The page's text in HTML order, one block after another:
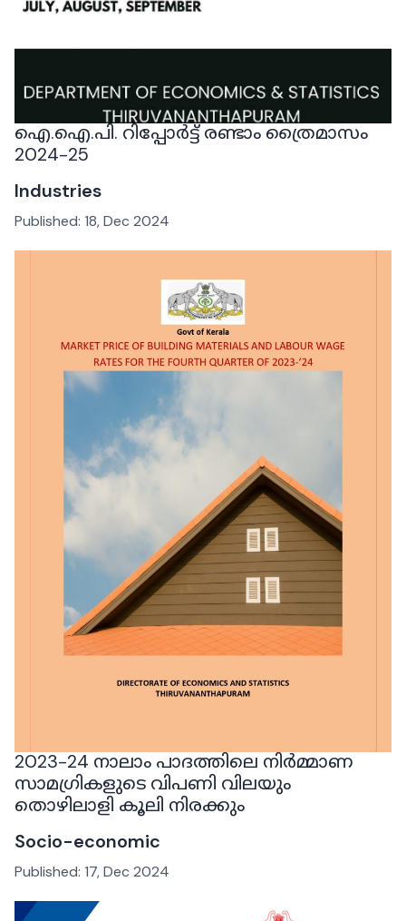
ഐ.ഐ.പി. റിപ്പോർട്ട് രണ്ടാം ത്രൈമാസം
2024-25
Industries
Published: 18, Dec 2024
2023-24 നാലാം പാദത്തിലെ നിർമ്മാണ
സാമഗ്രികളുടെ വിപണി വിലയും
തൊഴിലാളി കൂലി നിരക്കും
Socio-economic
Published: 17, Dec 2024